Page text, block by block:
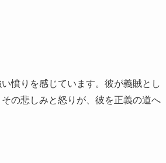
憤りを感じています。彼が義賊とし
の悲しみと怒りが、彼を正義の道へ